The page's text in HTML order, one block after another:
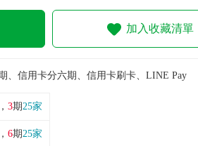
加入收藏清單
、信用卡分六期、信用卡刷卡、LINE Pay
3期25家
6期25家